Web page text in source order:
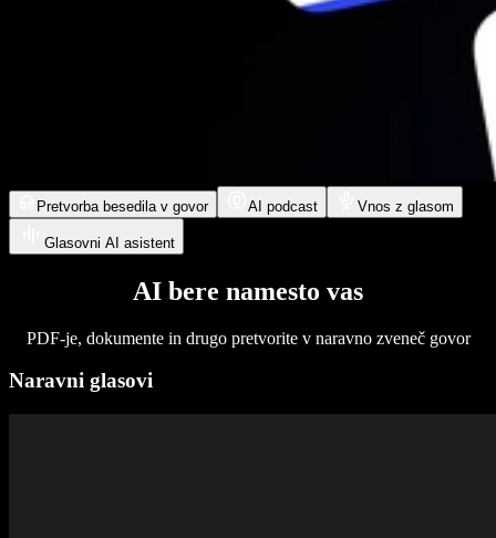
Pretvorba besedila v govor AI podcast Vnos z glasom
Glasovni AI asistent
AI bere namesto vas
PDF-je, dokumente in drugo pretvorite v naravno zveneč govor
Naravni glasovi